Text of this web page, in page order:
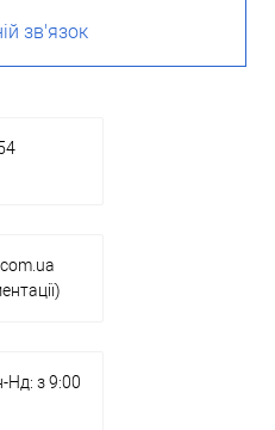
зв'язок
Нд: з 9:00